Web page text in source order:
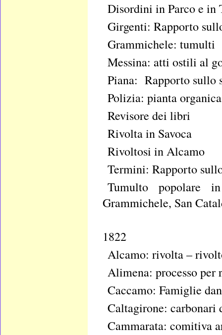
Disordini in Parco e in
Girgenti: Rapporto
Grammichele: tumulti
Messina: atti ostili al
Piana: Rapporto sullo
Polizia: pianta organica
Revisore dei libri
Rivolta in Savoca
Rivoltosi in Alcamo
Termini: Rapporto
Tumulto popolare
Grammichele, San
1822
Alcamo: rivolta –
Alimena: processo
Caccamo: Famiglie
Caltagirone: carbonari
Cammarata: comitiva